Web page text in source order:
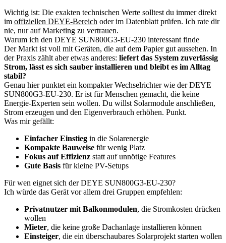
Wichtig ist: Die exakten technischen Werte solltest du immer direkt
im offiziellen DEYE-Bereich oder im Datenblatt prüfen. Ich rate dir
nie, nur auf Marketing zu vertrauen.
Warum ich den DEYE SUN800G3-EU-230 interessant finde
Der Markt ist voll mit Geräten, die auf dem Papier gut aussehen. In
der Praxis zählt aber etwas anderes: liefert das System zuverlässig
Strom, lässt es sich sauber installieren und bleibt es im Alltag
stabil?
Genau hier punktet ein kompakter Wechselrichter wie der DEYE
SUN800G3-EU-230. Er ist für Menschen gemacht, die keine
Energie-Experten sein wollen. Du willst Solarmodule anschließen,
Strom erzeugen und den Eigenverbrauch erhöhen. Punkt.
Was mir gefällt:
Einfacher Einstieg in die Solarenergie
Kompakte Bauweise für wenig Platz
Fokus auf Effizienz statt auf unnötige Features
Gute Basis für kleine PV-Setups
Für wen eignet sich der DEYE SUN800G3-EU-230?
Ich würde das Gerät vor allem drei Gruppen empfehlen:
Privatnutzer mit Balkonmodulen, die Stromkosten drücken
wollen
Mieter, die keine große Dachanlage installieren können
Einsteiger, die ein überschaubares Solarprojekt starten wollen